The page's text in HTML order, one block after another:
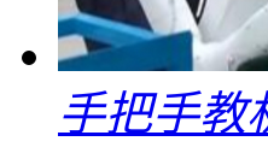
手把手教